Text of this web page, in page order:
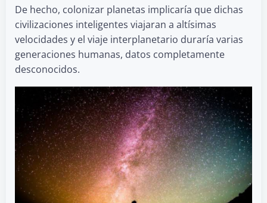
De hecho, colonizar planetas implicaría que dichas
civilizaciones inteligentes viajaran a altísimas
velocidades y el viaje interplanetario duraría varias
generaciones humanas, datos completamente
desconocidos.